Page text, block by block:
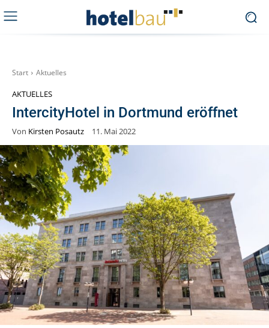
Start Aktuelles
AKTUELLES
IntercityHotel in Dortmund eröffnet
Von Kirsten Posautz 11. Mai 2022